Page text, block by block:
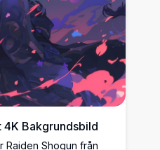
4K Bakgrundsbild
Raiden Shogun från